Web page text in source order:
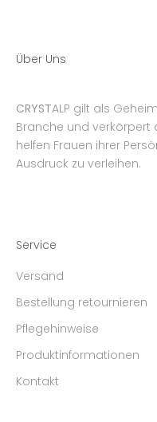
Über Uns
CRYSTALP gilt als
Branche und verkörpert
helfen Frauen ihrer
Ausdruck zu verleihen.
Service
Versand
Bestellung retournieren
Pflegehinweise
Produktinformationen
Kontakt